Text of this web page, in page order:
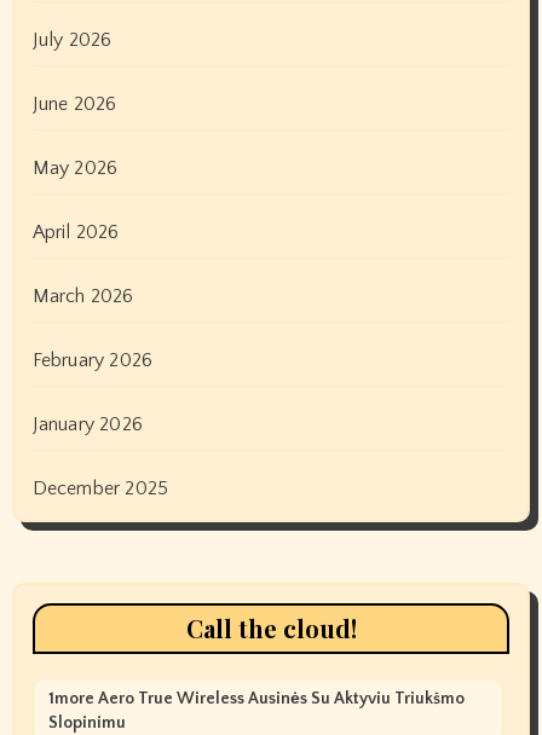
July 2026
June 2026
May 2026
April 2026
March 2026
February 2026
January 2026
December 2025
Call the cloud!
1more Aero True Wireless Ausinės Su Aktyviu Triukšmo
Slopinimu